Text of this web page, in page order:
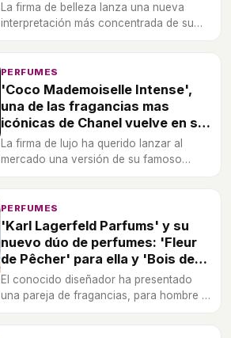
La firma de belleza lanza una nueva
interpretación más concentrada de su
forma de Eau de Parfum en 2014.
PERFUMES
'Coco Mademoiselle Intense',
una de las fragancias mas
icónicas de Chanel vuelve en su
reedición más especial
La firma de lujo ha querido lanzar al
mercado una versión de su famoso
original.
PERFUMES
'Karl Lagerfeld Parfums' y su
nuevo dúo de perfumes: 'Fleur
de Pêcher' para ella y 'Bois de
Vétiver' para él
El conocido diseñador ha presentado
una pareja de fragancias, para hombre y